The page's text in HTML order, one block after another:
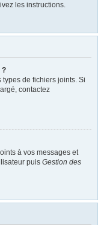
les instructions.
?
types de fichiers joints. Si
contactez
à vos messages et
puis Gestion des